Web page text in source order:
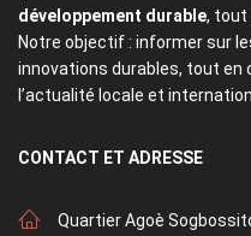
développement durable, tout
Notre objectif : informer sur
innovations durables, tout
l’actualité locale et
CONTACT ET ADRESSE
Quartier Agoè